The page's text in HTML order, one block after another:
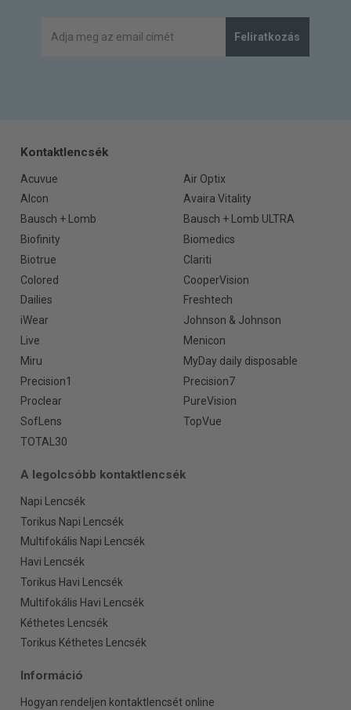
Feliratkozás
Kontaktlencsék
Acuvue
Air Optix
Alcon
Avaira Vitality
Bausch + Lomb
Bausch + Lomb ULTRA
Biofinity
Biomedics
Biotrue
Clariti
Colored
CooperVision
Dailies
Freshtech
iWear
Johnson & Johnson
Live
Menicon
Miru
MyDay daily disposable
Precision1
Precision7
Proclear
PureVision
SofLens
TopVue
TOTAL30
A legolcsóbb kontaktlencsék
Napi Lencsék
Torikus Napi Lencsék
Multifokális Napi Lencsék
Havi Lencsék
Torikus Havi Lencsék
Multifokális Havi Lencsék
Kéthetes Lencsék
Torikus Kéthetes Lencsék
Információ
Hogyan rendeljen kontaktlencsét online